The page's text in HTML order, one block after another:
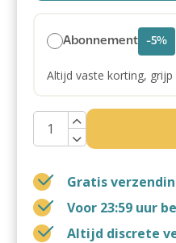
Abonnement -5%
Altijd vaste korting,
Gratis
Voor 23:59 uur
Altijd discrete